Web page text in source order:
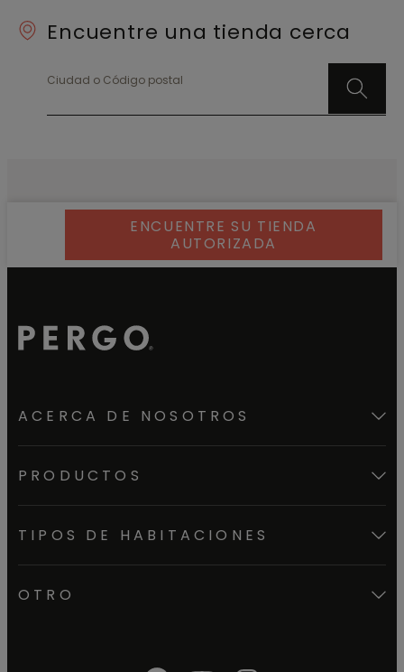
Encuentre una tienda cerca
Ciudad o Código postal
ENCUENTRE SU TIENDA
AUTORIZADA
ACERCA DE NOSOTROS
PRODUCTOS
TIPOS DE HABITACIONES
OTRO